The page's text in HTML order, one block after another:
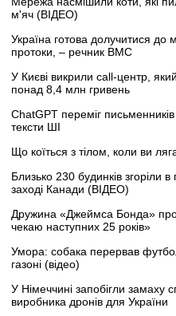
м'яч (ВІДЕО)
Україна готова долучитися до
протоки, – речник ВМС
У Києві викрили call-центр, який
понад 8,4 млн гривень
ChatGPT переміг письменників
тексти ШІ
Що коїться з тілом, коли ви
Близько 230 будинків згоріли
заході Канади (ВІДЕО)
Дружина «Джеймса Бонда» про
чекаю наступних 25 років»
Умора: собака перервав
газоні (відео)
У Німеччині запобігли замаху
виробника дронів для України